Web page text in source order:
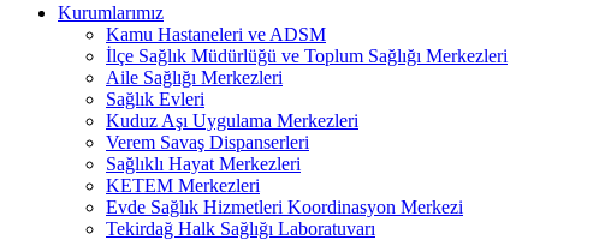
Kurumlarımız
Kamu Hastaneleri ve ADSM
İlçe Sağlık Müdürlüğü ve Toplum Sağlığı Merkezleri
Aile Sağlığı Merkezleri
Sağlık Evleri
Kuduz Aşı Uygulama Merkezleri
Verem Savaş Dispanserleri
Sağlıklı Hayat Merkezleri
KETEM Merkezleri
Evde Sağlık Hizmetleri Koordinasyon Merkezi
Tekirdağ Halk Sağlığı Laboratuvarı